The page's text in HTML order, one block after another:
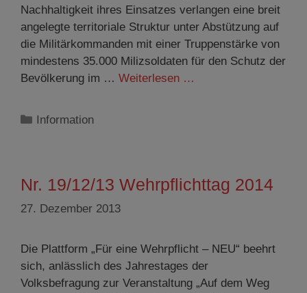
Nachhaltigkeit ihres Einsatzes verlangen eine breit
angelegte territoriale Struktur unter Abstützung auf
die Militärkommanden mit einer Truppenstärke von
mindestens 35.000 Milizsoldaten für den Schutz der
Bevölkerung im … Weiterlesen …
Kategorien
Information
Nr. 19/12/13 Wehrpflichttag 2014
27. Dezember 2013
Die Plattform „Für eine Wehrpflicht – NEU“ beehrt
sich, anlässlich des Jahrestages der
Volksbefragung zur Veranstaltung „Auf dem Weg